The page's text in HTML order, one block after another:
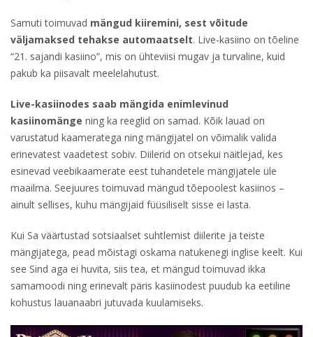
Samuti toimuvad mängud kiiremini, sest võitude
väljamaksed tehakse automaatselt. Live-kasiino on tõeline
“21. sajandi kasiino”, mis on ühteviisi mugav ja turvaline, kuid
pakub ka piisavalt meelelahutust.
Live-kasiinodes saab mängida enimlevinud
kasiinomänge ning ka reeglid on samad. Kõik lauad on
varustatud kaameratega ning mängijatel on võimalik valida
erinevatest vaadetest sobiv. Diilerid on otsekui näitlejad, kes
esinevad veebikaamerate eest tuhandetele mängijatele üle
maailma. Seejuures toimuvad mängud tõepoolest kasiinos –
ainult sellises, kuhu mängijaid füüsiliselt sisse ei lasta.
Kui Sa väärtustad sotsiaalset suhtlemist diilerite ja teiste
mängijatega, pead mõistagi oskama natukenegi inglise keelt. Kui
see Sind aga ei huvita, siis tea, et mängud toimuvad ikka
samamoodi ning erinevalt päris kasiinodest puudub ka eetiline
kohustus lauanaabri jutuvada kuulamiseks.